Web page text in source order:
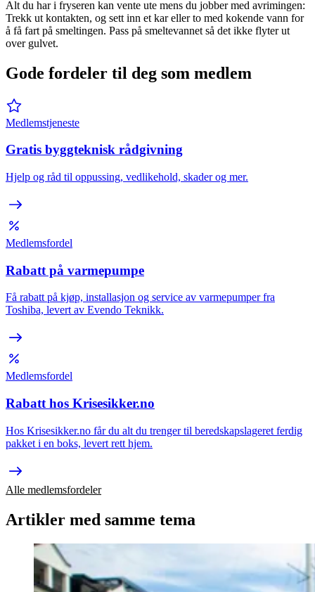
Alt du har i fryseren kan vente ute mens du jobber med avrimingen:
Trekk ut kontakten, og sett inn et kar eller to med kokende vann for
å få fart på smeltingen. Pass på smeltevannet så det ikke flyter ut
over gulvet.
Gode fordeler til deg som medlem
Medlemstjeneste
Gratis byggteknisk rådgivning
Hjelp og råd til oppussing, vedlikehold, skader og mer.
Medlemsfordel
Rabatt på varmepumpe
Få rabatt på kjøp, installasjon og service av varmepumper fra
Toshiba, levert av Evendo Teknikk.
Medlemsfordel
Rabatt hos Krisesikker.no
Hos Krisesikker.no får du alt du trenger til beredskapslageret ferdig
pakket i en boks, levert rett hjem.
Alle medlemsfordeler
Artikler med samme tema